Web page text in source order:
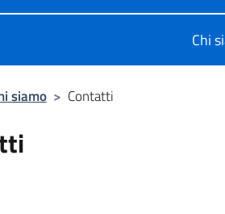
Il sito ufficiale della
Chi
siamo > Contatti